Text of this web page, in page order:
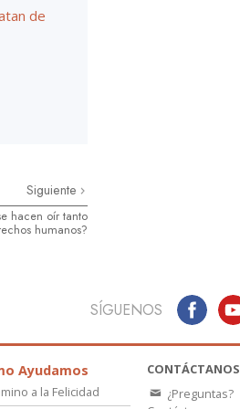
de
Siguiente
hacen oír tanto
humanos?
SÍGUENOS
Ayudamos
a la Felicidad
CONTÁCTANOS
¿Preguntas?